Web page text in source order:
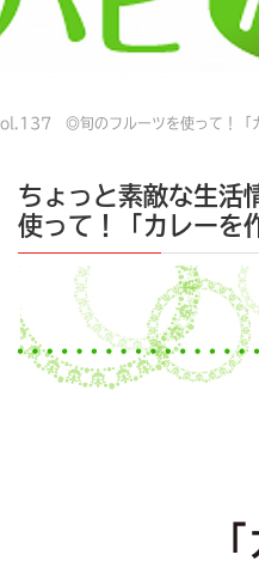
◎旬のフルーツを使って！「カ
ちょっと素敵な生
使って！「カレーを